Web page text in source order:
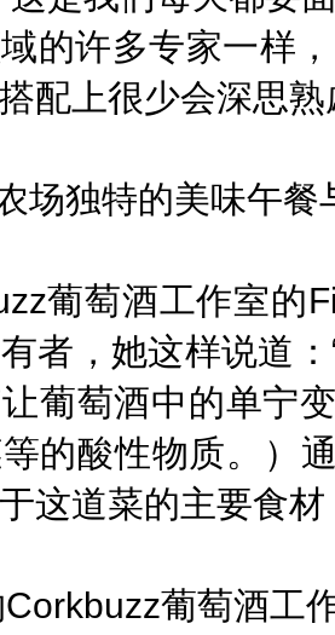
的许多专家一样
配上很少会深思熟
场独特的美味午
葡萄酒工作室的
者，她这样说道
葡萄酒中的单宁
的酸性物质。）
这道菜的主要食
葡萄酒工